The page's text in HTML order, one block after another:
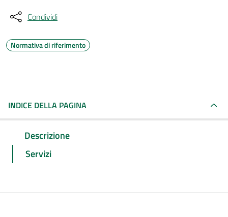
Condividi
Normativa di riferimento
INDICE DELLA PAGINA
Descrizione
Servizi